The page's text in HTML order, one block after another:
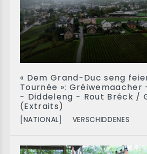
« Dem Grand-Duc seng
Tournée »:
- Diddeleng - Rout Bréck /
(Extraits)
[NATIONAL] VERSCHIDDENES